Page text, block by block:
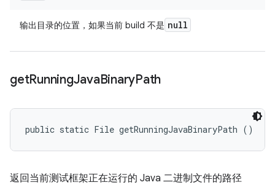
输出目录的位置，如果当前 build 不是 null
getRunningJavaBinaryPath
public static File getRunningJavaBinaryPath ()
返回当前测试框架正在运行的 Java 二进制文件的路径